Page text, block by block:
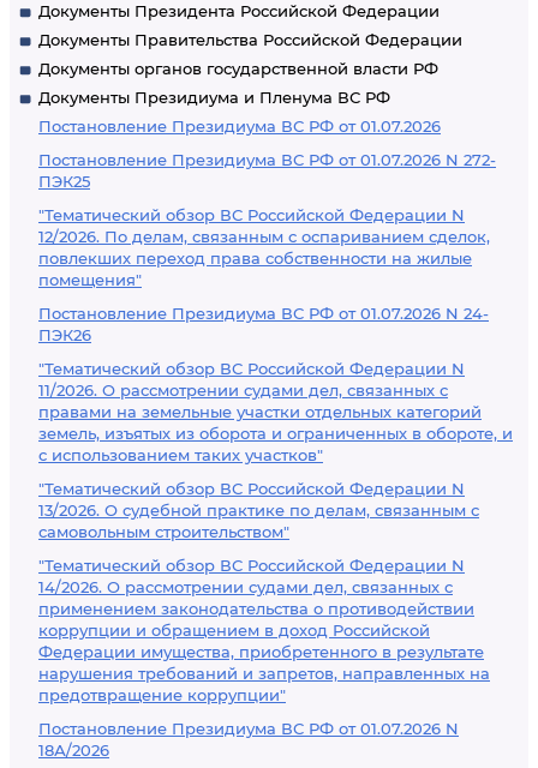
Документы Президента Российской Федерации
Документы Правительства Российской Федерации
Документы органов государственной власти РФ
Документы Президиума и Пленума ВС РФ
Постановление Президиума ВС РФ от 01.07.2026
Постановление Президиума ВС РФ от 01.07.2026 N 272-
ПЭК25
"Тематический обзор ВС Российской Федерации N
12/2026. По делам, связанным с оспариванием сделок,
повлекших переход права собственности на жилые
помещения"
Постановление Президиума ВС РФ от 01.07.2026 N 24-
ПЭК26
"Тематический обзор ВС Российской Федерации N
11/2026. О рассмотрении судами дел, связанных с
правами на земельные участки отдельных категорий
земель, изъятых из оборота и ограниченных в обороте, и
с использованием таких участков"
"Тематический обзор ВС Российской Федерации N
13/2026. О судебной практике по делам, связанным с
самовольным строительством"
"Тематический обзор ВС Российской Федерации N
14/2026. О рассмотрении судами дел, связанных с
применением законодательства о противодействии
коррупции и обращением в доход Российской
Федерации имущества, приобретенного в результате
нарушения требований и запретов, направленных на
предотвращение коррупции"
Постановление Президиума ВС РФ от 01.07.2026 N
18А/2026